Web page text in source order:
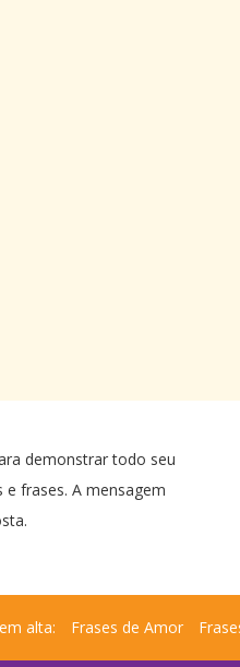
demonstrar todo seu
frases. A mensagem
alta: Frases de Amor